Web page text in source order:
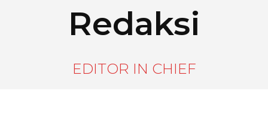
Redaksi
EDITOR IN CHIEF